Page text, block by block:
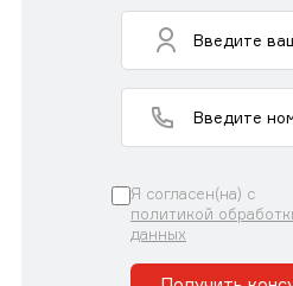
Я согласен(на) с
политикой
данных